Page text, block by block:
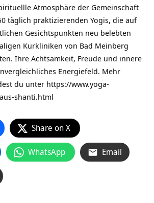
Atmosphäre der Gemeinschaft
täglich praktizierenden Yogis, die auf
Gesichtspunkten neu belebten
Kurkliniken von Bad Meinberg
Ihre Achtsamkeit, Freude und innere
Energiefeld. Mehr
du unter https://www.yoga-
shanti.html
Share on X
WhatsApp Email